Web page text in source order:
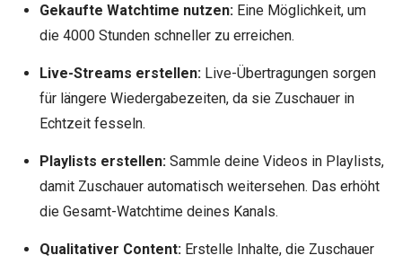
Gekaufte Watchtime nutzen:Eine Möglichkeit, um
die 4000 Stunden schneller zu erreichen.
Live-Streams erstellen:Live-Übertragungen sorgen
für längere Wiedergabezeiten, da sie Zuschauer in
Echtzeit fesseln.
Playlists erstellen:Sammle deine Videos in Playlists,
damit Zuschauer automatisch weitersehen. Das erhöht
die Gesamt-Watchtime deines Kanals.
Qualitativer Content:Erstelle Inhalte, die Zuschauer